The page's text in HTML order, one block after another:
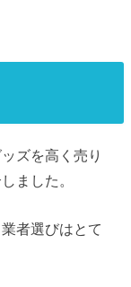
ズを高く売り
ました。
者選びはとて